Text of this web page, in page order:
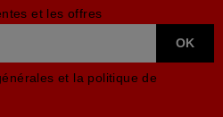
et les offres
et la politique de